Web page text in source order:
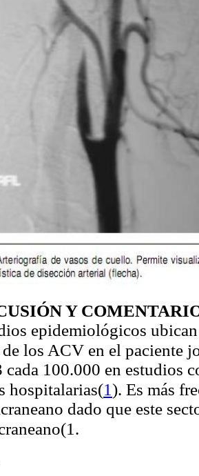
Y
epidemiológicos
los ACV en el paciente
cada 100.000 en estudios
hospitalarias(1). Es más
dado que este
(1.